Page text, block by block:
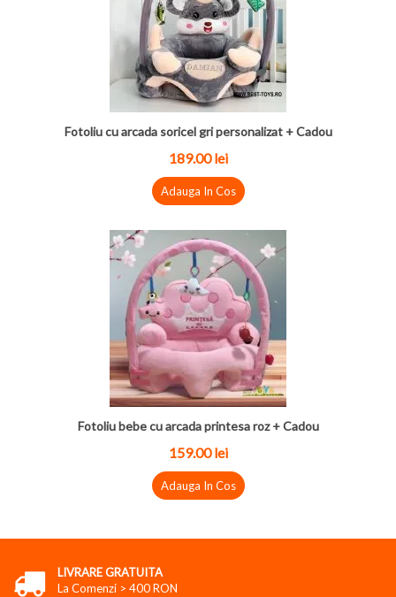
Fotoliu cu arcada soricel gri personalizat + Cadou
189.00lei
Adauga In Cos
Fotoliu bebe cu arcada printesa roz + Cadou
159.00lei
Adauga In Cos
LIVRARE GRATUITA
La Comenzi > 400 RON